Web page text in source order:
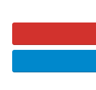
핵심 쟁점은 크게
현재까지의 연구는
정보의 흐름 속에